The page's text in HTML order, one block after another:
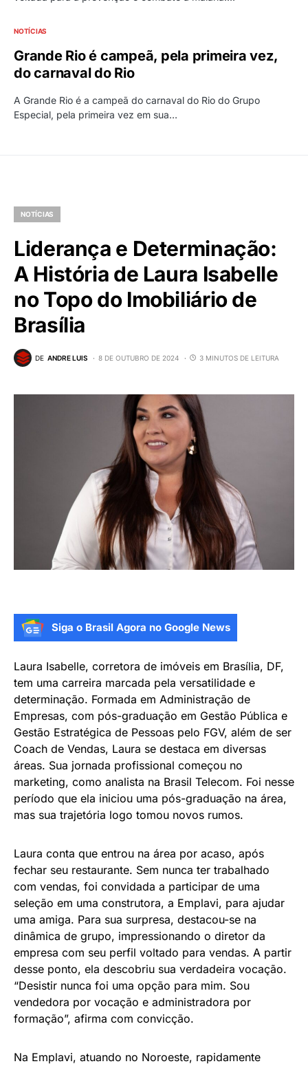
NOTÍCIAS
Grande Rio é campeã, pela primeira vez,
do carnaval do Rio
A Grande Rio é a campeã do carnaval do Rio do Grupo
Especial, pela primeira vez em sua…
NOTÍCIAS
Liderança e Determinação:
A História de Laura Isabelle
no Topo do Imobiliário de
Brasília
DE ANDRE LUIS 8 DE OUTUBRO DE 2024 3 MINUTOS DE LEITURA
Siga o Brasil Agora no Google News
Laura Isabelle, corretora de imóveis em Brasília, DF,
tem uma carreira marcada pela versatilidade e
determinação. Formada em Administração de
Empresas, com pós-graduação em Gestão Pública e
Gestão Estratégica de Pessoas pelo FGV, além de ser
Coach de Vendas, Laura se destaca em diversas
áreas. Sua jornada profissional começou no
marketing, como analista na Brasil Telecom. Foi nesse
período que ela iniciou uma pós-graduação na área,
mas sua trajetória logo tomou novos rumos.
Laura conta que entrou na área por acaso, após
fechar seu restaurante. Sem nunca ter trabalhado
com vendas, foi convidada a participar de uma
seleção em uma construtora, a Emplavi, para ajudar
uma amiga. Para sua surpresa, destacou-se na
dinâmica de grupo, impressionando o diretor da
empresa com seu perfil voltado para vendas. A partir
desse ponto, ela descobriu sua verdadeira vocação.
“Desistir nunca foi uma opção para mim. Sou
vendedora por vocação e administradora por
formação”, afirma com convicção.
Na Emplavi, atuando no Noroeste, rapidamente